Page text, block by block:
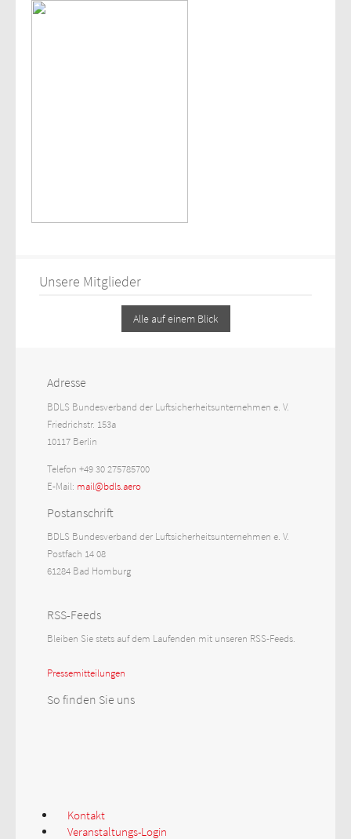
Unsere Mitglieder
Alle auf einem Blick
Adresse
BDLS Bundesverband der Luftsicherheitsunternehmen e. V.
Friedrichstr. 153a
10117 Berlin
Telefon +49 30 275785700
E-Mail: mail@bdls.aero
Postanschrift
BDLS Bundesverband der Luftsicherheitsunternehmen e. V.
Postfach 14 08
61284 Bad Homburg
RSS-Feeds
Bleiben Sie stets auf dem Laufenden mit unseren RSS-Feeds.
Pressemitteilungen
So finden Sie uns
Kontakt
Veranstaltungs-Login